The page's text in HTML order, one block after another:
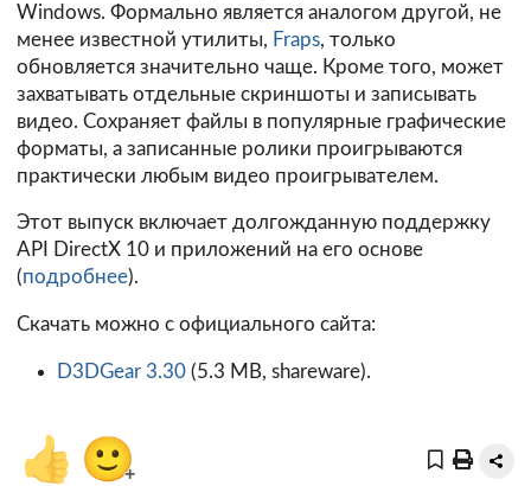
Windows. Формально является аналогом другой, не
менее известной утилиты, Fraps, только
обновляется значительно чаще. Кроме того, может
захватывать отдельные скриншоты и записывать
видео. Сохраняет файлы в популярные графические
форматы, а записанные ролики проигрываются
практически любым видео проигрывателем.
Этот выпуск включает долгожданную поддержку
API DirectX 10 и приложений на его основе
(подробнее).
Скачать можно с официального сайта:
D3DGear 3.30(5.3 MB, shareware).
👍 🙂+